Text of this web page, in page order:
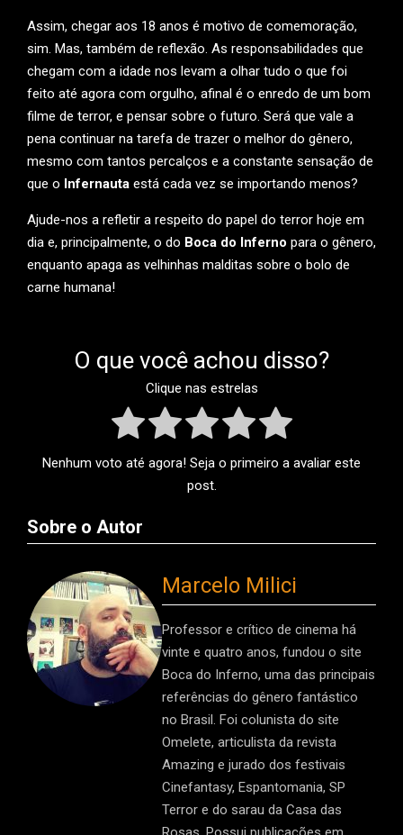
Assim, chegar aos 18 anos é motivo de comemoração,
sim. Mas, também de reflexão. As responsabilidades que
chegam com a idade nos levam a olhar tudo o que foi
feito até agora com orgulho, afinal é o enredo de um bom
filme de terror, e pensar sobre o futuro. Será que vale a
pena continuar na tarefa de trazer o melhor do gênero,
mesmo com tantos percalços e a constante sensação de
que o Infernauta está cada vez se importando menos?
Ajude-nos a refletir a respeito do papel do terror hoje em
dia e, principalmente, o do Boca do Inferno para o gênero,
enquanto apaga as velhinhas malditas sobre o bolo de
carne humana!
O que você achou disso?
Clique nas estrelas
Nenhum voto até agora! Seja o primeiro a avaliar este
post.
Sobre o Autor
Marcelo Milici
Professor e crítico de cinema há
vinte e quatro anos, fundou o site
Boca do Inferno, uma das principais
referências do gênero fantástico
no Brasil. Foi colunista do site
Omelete, articulista da revista
Amazing e jurado dos festivais
Cinefantasy, Espantomania, SP
Terror e do sarau da Casa das